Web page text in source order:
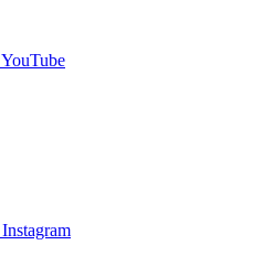
YouTube
Instagram